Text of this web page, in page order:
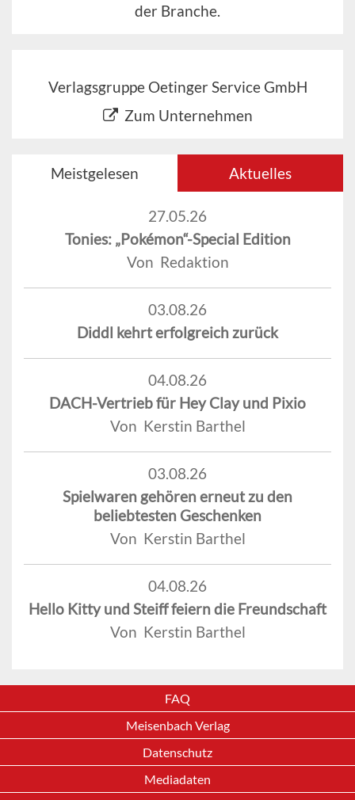
der Branche.
Verlagsgruppe Oetinger Service GmbH
Zum Unternehmen
Meistgelesen Aktuelles
27.05.26
Tonies: „Pokémon“-Special Edition
Von Redaktion
03.08.26
Diddl kehrt erfolgreich zurück
04.08.26
DACH-Vertrieb für Hey Clay und Pixio
Von Kerstin Barthel
03.08.26
Spielwaren gehören erneut zu den
beliebtesten Geschenken
Von Kerstin Barthel
04.08.26
Hello Kitty und Steiff feiern die Freundschaft
Von Kerstin Barthel
FAQ
Meisenbach Verlag
Datenschutz
Mediadaten